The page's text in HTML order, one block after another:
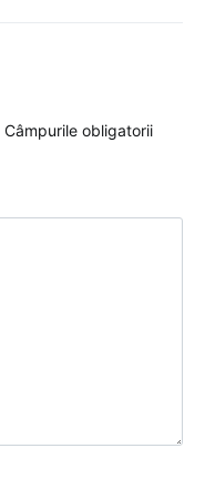
Câmpurile obligatorii